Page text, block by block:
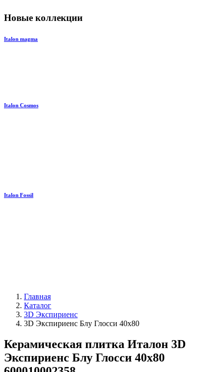
Новые коллекции
Italon magma
Italon Cosmos
Italon Fossil
Главная
Каталог
3D Экспириенс
3D Экспириенс Блу Глосси 40x80
Керамическая плитка Италон 3D
Экспириенс Блу Глосси 40x80